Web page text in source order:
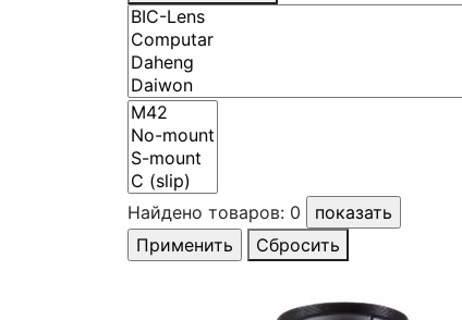
Найдено товаров: 0
Сбросить